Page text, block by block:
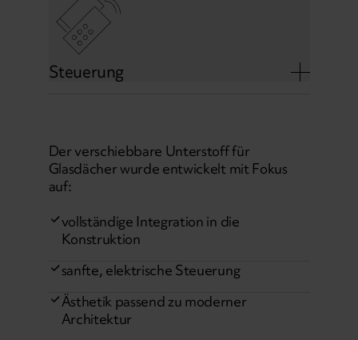
Steuerung
Der verschiebbare Unterstoff für
Glasdächer wurde entwickelt mit Fokus
auf:
vollständige Integration in die
Konstruktion
sanfte, elektrische Steuerung
Ästhetik passend zu moderner
Architektur